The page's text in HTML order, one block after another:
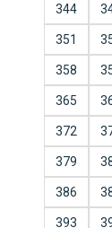
344
351
358
365
372
379
386
393